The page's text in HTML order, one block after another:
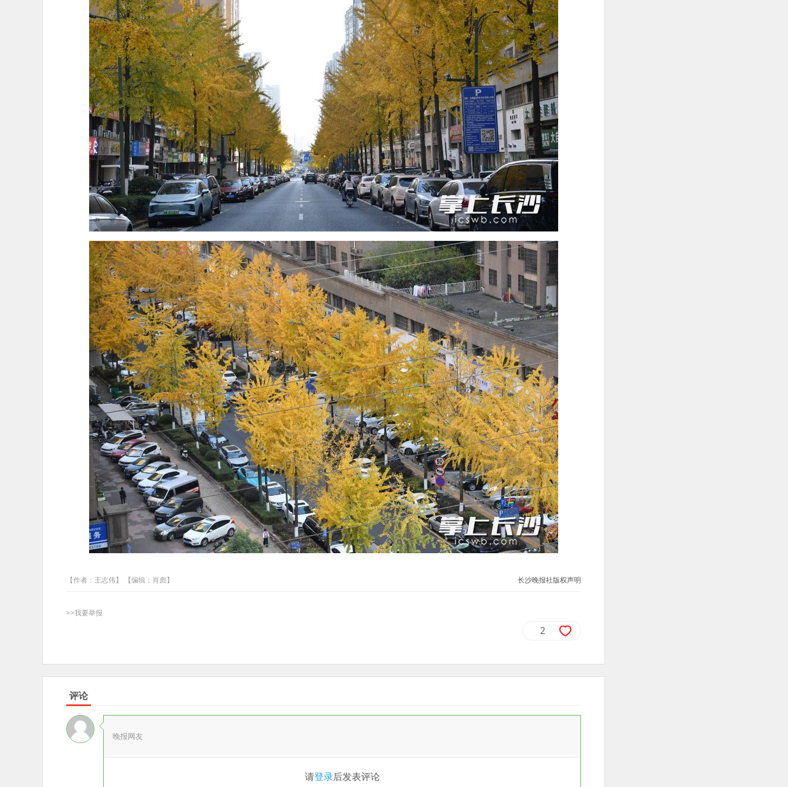
【作者：王志伟】 【编辑：肖彪】 长沙晚报社版权声明
>>我要举报
2
评论
晚报网友
请登录后发表评论